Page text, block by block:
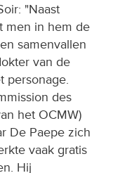
"Naast
men in hem de
samenvallen
van de
personage.
des
het OCMW)
De Paepe zich
vaak gratis
Hij